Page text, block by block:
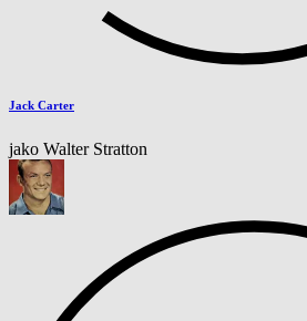
Jack Carter
jako Walter Stratton